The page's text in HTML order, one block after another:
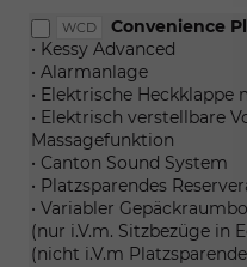
WCD
Convenience
• Kessy Advanced
• Alarmanlage
• Elektrische
• Elektrisch verstellbare
Massagefunktion
• Canton Sound System
• Platzsparendes
• Variabler
(nur i.V.m. Sitzbezüge in
(nicht i.V.m